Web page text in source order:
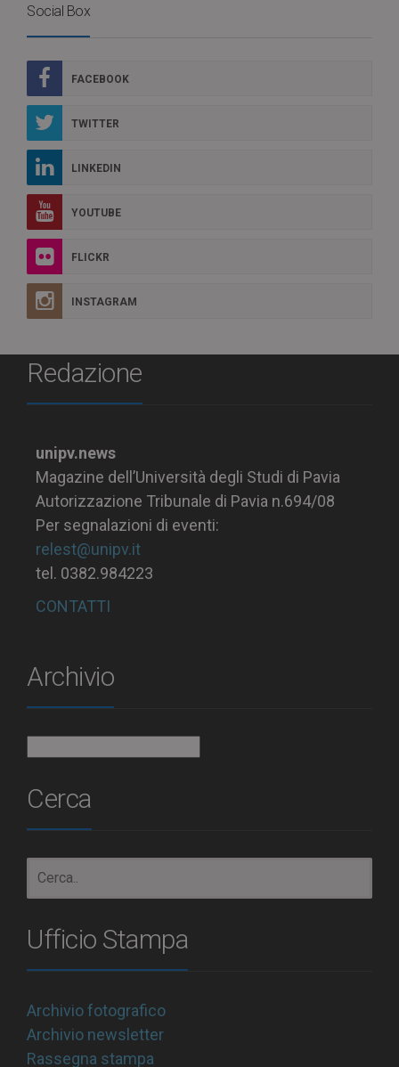
Social Box
FACEBOOK
TWITTER
LINKEDIN
YOUTUBE
FLICKR
INSTAGRAM
Redazione
unipv.news
Magazine dell’Università degli Studi di Pavia
Autorizzazione Tribunale di Pavia n.694/08
Per segnalazioni di eventi:
relest@unipv.it
tel. 0382.984223
CONTATTI
Archivio
Cerca
Ufficio Stampa
Archivio fotografico
Archivio newsletter
Rassegna stampa